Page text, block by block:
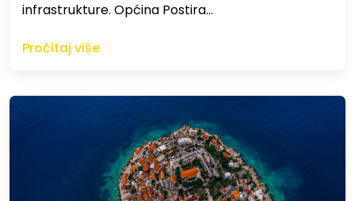
infrastrukture. Općina Postira…
Pročitaj više